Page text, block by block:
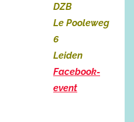
DZB
Le Pooleweg
6
Leiden
Facebook-
event